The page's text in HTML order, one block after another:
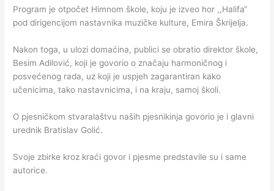
Program je otpočet Himnom škole, koju je izveo hor ,,Halifa“
pod dirigencijom nastavnika muzičke kulture, Emira Škrijelja.
Nakon toga, u ulozi domaćina, publici se obratio direktor škole,
Besim Adilović, koji je govorio o značaju harmoničnog i
posvećenog rada, uz koji je uspjeh zagarantiran kako
učenicima, tako nastavnicima, i na kraju, samoj školi.
O pjesničkom stvaralaštvu naših pjesnikinja govorio je i glavni
urednik Bratislav Golić.
Svoje zbirke kroz kraći govor i pjesme predstavile su i same
autorice.